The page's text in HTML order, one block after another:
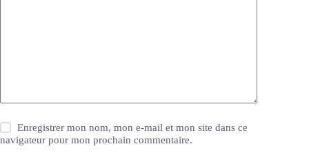
Enregistrer mon nom, mon e-mail et mon site dans ce
navigateur pour mon prochain commentaire.